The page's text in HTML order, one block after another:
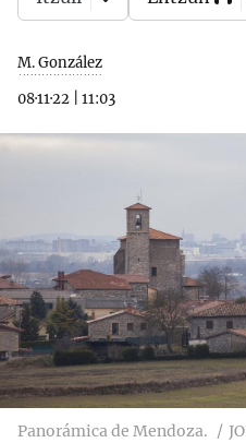
M. González
08·11·22
11:03
Panorámica de Mendoza.